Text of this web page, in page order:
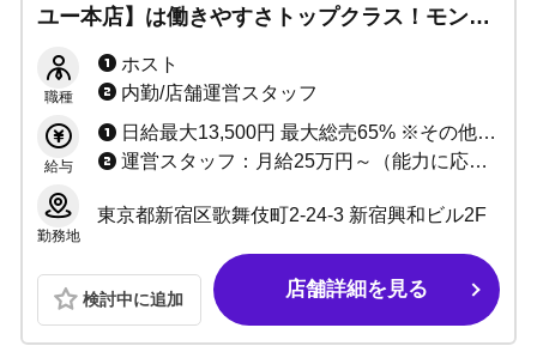
ユー本店】は働きやすさトップクラス！モンス
レイヤー輩出中！決断するなら今ここで！
職種
ホスト
内勤/店舗運営スタッフ
給与
日給最大13,500円 最大総売65% ※その他、詳しい給与システムは面接時にご説明いたします。
運営スタッフ：月給25万円～（能力に応じる） ウェイター：時給1,500円～（能力に応じる）
勤務地
東京都新宿区歌舞伎町2-24-3 新宿興和ビル2F
検討中に追加 店舗詳細を見る